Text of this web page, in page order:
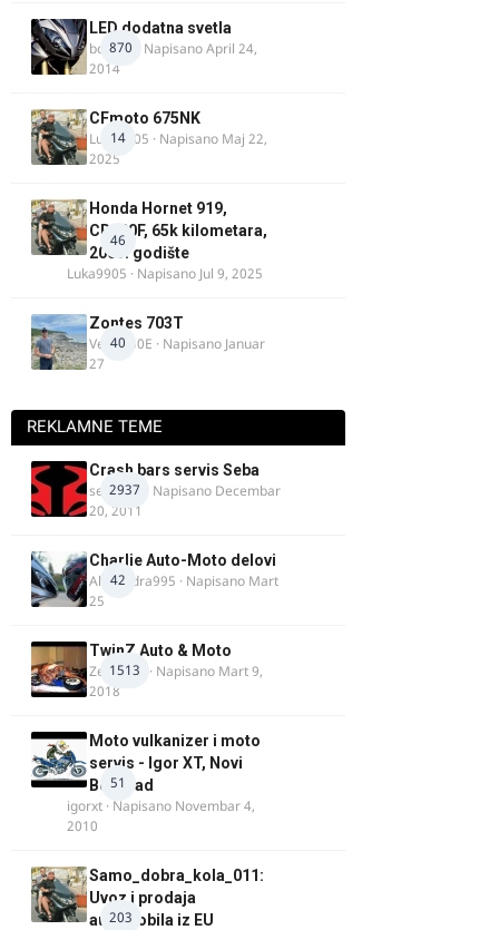
870
LED dodatna svetla
boki.64 · NapisanoApril 24,
2014
14
CFmoto 675NK
Luka9905 · Napisano Maj 22,
2025
46
Honda Hornet 919,
CB900F, 65k kilometara,
2005. godište
Luka9905 · Napisano Jul 9, 2025
40
Zontes 703T
Verdi350E · Napisano Januar
27
REKLAMNE TEME
2937
Crash bars servis Seba
seba011 · Napisano Decembar
20, 2011
42
Charlie Auto-Moto delovi
Alexandra995 · Napisano Mart
25
1513
TwinZ Auto & Moto
Zeljkamp · Napisano Mart 9,
2018
51
Moto vulkanizer i moto
servis - Igor XT, Novi
Beograd
igorxt · Napisano Novembar 4,
2010
203
Samo_dobra_kola_011:
Uvoz i prodaja
automobila iz EU